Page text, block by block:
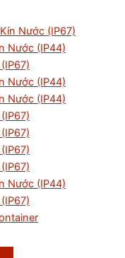
Nước (IP67)
Nước (IP44)
Nước (IP44)
Nước (IP44)
Nước (IP44)